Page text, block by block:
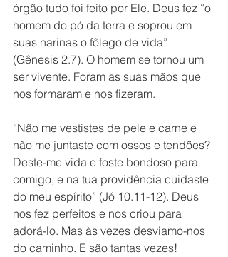
órgão tudo foi feito por Ele. Deus fez “o
homem do pó da terra e soprou em
suas narinas o fôlego de vida”
(Gênesis 2.7). O homem se tornou um
ser vivente. Foram as suas mãos que
nos formaram e nos fizeram.
“Não me vestistes de pele e carne e
não me juntaste com ossos e tendões?
Deste-me vida e foste bondoso para
comigo, e na tua providência cuidaste
do meu espírito” (Jó 10.11-12). Deus
nos fez perfeitos e nos criou para
adorá-lo. Mas às vezes desviamo-nos
do caminho. E são tantas vezes!